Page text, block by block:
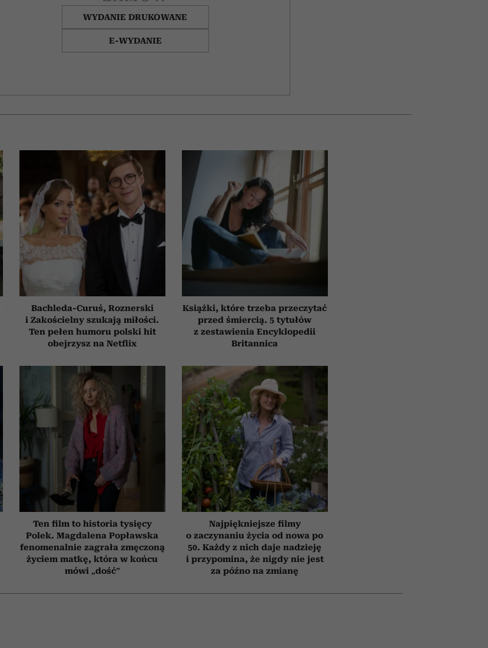
WYDANIE DRUKOWANE
E-WYDANIE
Bachleda-Curuś, Roznerski
i Zakościelny szukają miłości.
Ten pełen humoru polski hit
obejrzysz na Netflix
Książki, które trzeba przeczytać
przed śmiercią. 5 tytułów
z zestawienia Encyklopedii
Britannica
Ten film to historia tysięcy
Polek. Magdalena Popławska
fenomenalnie zagrała zmęczoną
życiem matkę, która w końcu
mówi „dość”
Najpiękniejsze filmy
o zaczynaniu życia od nowa po
50. Każdy z nich daje nadzieję
i przypomina, że nigdy nie jest
za późno na zmianę